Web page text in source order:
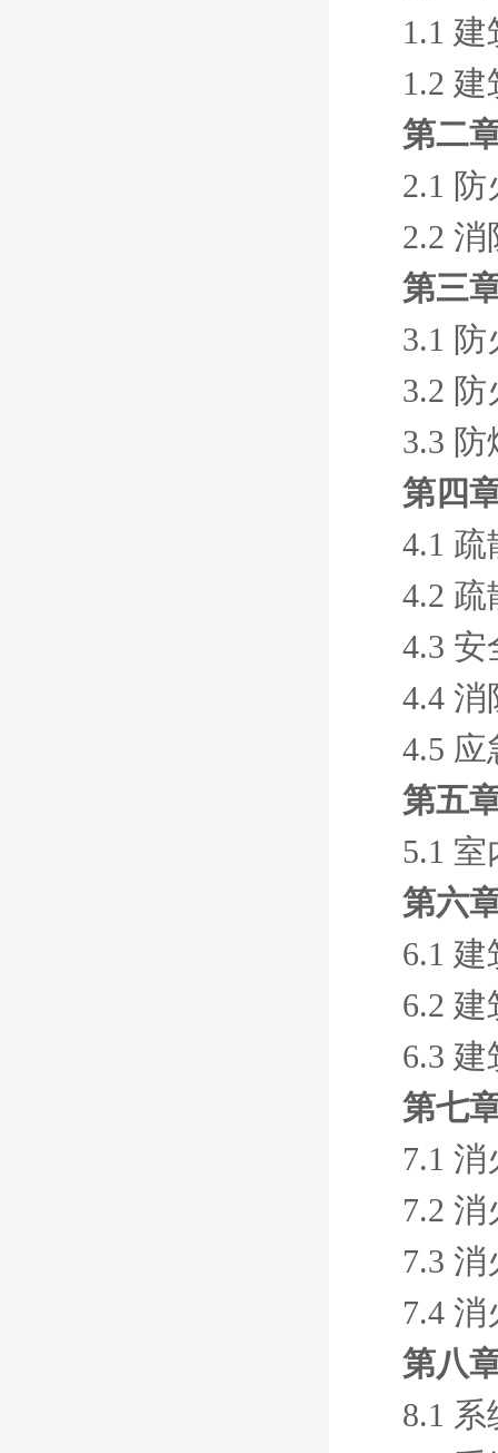
1.1
1.2
第二
2.1
2.2
第三
3.1
3.2
3.3
第四
4.1
4.2 疏
4.3
4.4 消
4.5
第五
5.1
第六
6.1
6.2
6.3
第七
7.1
7.2
7.3
7.4
第八
8.1